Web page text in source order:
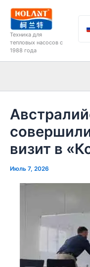
Перейти
содержимому
Техника для
тепловых насосов с
1988 года
визит в
Июль 7, 2026